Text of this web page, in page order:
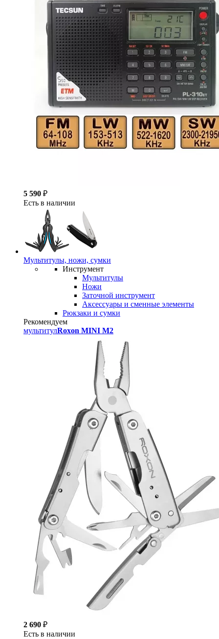
5 590 ₽
Есть в наличии
Мультитулы, ножи, сумки
Инструмент
Мультитулы
Ножи
Заточной инструмент
Аксессуары и сменные элементы
Рюкзаки и сумки
Рекомендуем
мультитулRoxon MINI M2
2 690 ₽
Есть в наличии